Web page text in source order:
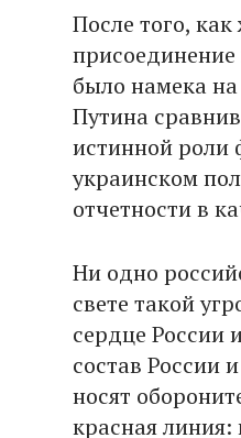
После того,
было намека
Путина
истинной роли
украинском
отчетности в
Ни одно
свете такой
сердце России
состав России
носят
красная